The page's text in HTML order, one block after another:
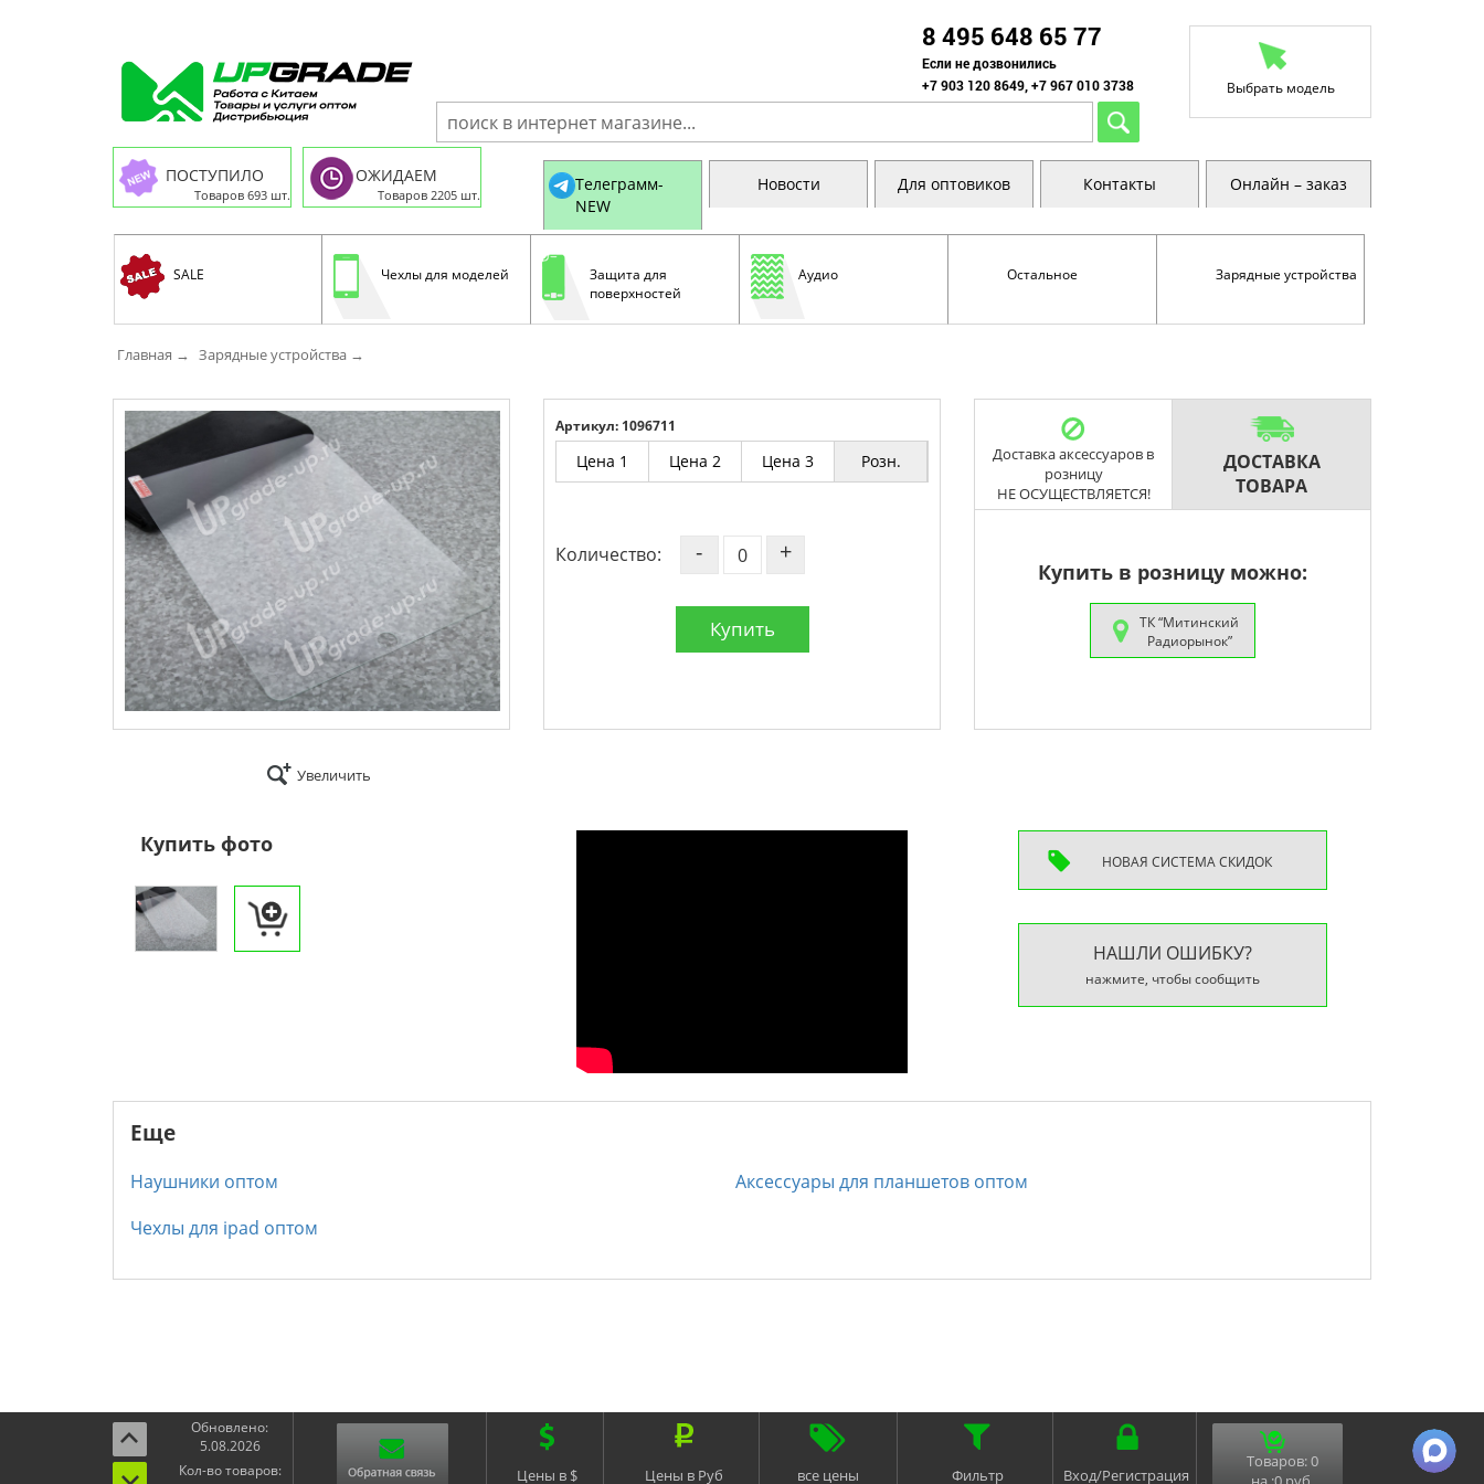
8 495 648 65 77
Если не дозвонились
+7 903 120 8649, +7 967 010 3738
Выбрать модель
ПОСТУПИЛО
Товаров 693 шт.
ОЖИДАЕМ
Товаров 2205 шт.
Телеграмм-
NEW
Новости Для оптовиков Контакты Онлайн – заказ
SALE Чехлы для моделей
Защита для
поверхностей
Аудио Остальное Зарядные устройства
Главная → Зарядные устройства →
Увеличить
Артикул: 1096711
Цена 1 Цена 2 Цена 3 Розн.
Количество: - +
Купить
Доставка аксессуаров в
розницу
НЕ ОСУЩЕСТВЛЯЕТСЯ!
ДОСТАВКА
ТОВАРА
Купить в розницу можно:
ТК “Митинский
Радиорынок”
Купить фото
НОВАЯ СИСТEМА СКИДОК
НАШЛИ ОШИБКУ?
нажмите, чтобы сообщить
Еще
Наушники оптом
Аксессуары для планшетов оптом
Чехлы для ipad оптом
Обновлено:
5.08.2026
Кол-во товаров:
Цены в $ Цены в Руб все цены Фильтр Вход/Регистрация
Товаров:0